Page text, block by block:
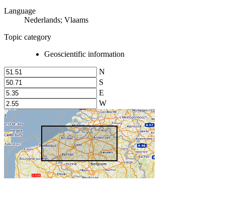
Language
Nederlands; Vlaams
Topic category
Geoscientific information
N
S
E
W